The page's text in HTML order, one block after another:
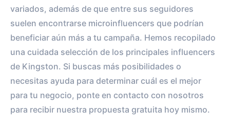
variados, además de que entre sus seguidores
suelen encontrarse microinfluencers que podrían
beneficiar aún más a tu campaña. Hemos recopilado
una cuidada selección de los principales influencers
de Kingston. Si buscas más posibilidades o
necesitas ayuda para determinar cuál es el mejor
para tu negocio, ponte en contacto con nosotros
para recibir nuestra propuesta gratuita hoy mismo.